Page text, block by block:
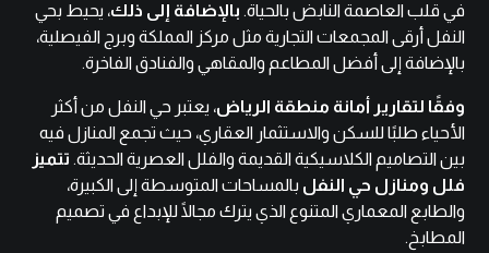
في قلب العاصمة النابض بالحياة. بالإضافة إلى ذلك، يحيط بحي
النفل أرقى المجمعات التجارية مثل مركز المملكة وبرج الفيصلية،
بالإضافة إلى أفضل المطاعم والمقاهي والفنادق الفاخرة.
وفقًا لتقارير أمانة منطقة الرياض، يعتبر حي النفل من أكثر
الأحياء طلبًا للسكن والاستثمار العقاري، حيث تجمع المنازل فيه
بين التصاميم الكلاسيكية القديمة والفلل العصرية الحديثة. تتميز
فلل ومنازل حي النفل بالمساحات المتوسطة إلى الكبيرة،
والطابع المعماري المتنوع الذي يترك مجالًا للإبداع في تصميم
المطابخ.